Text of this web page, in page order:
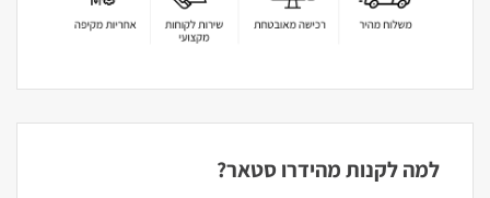
למה לקנות מהידרו סטאר?